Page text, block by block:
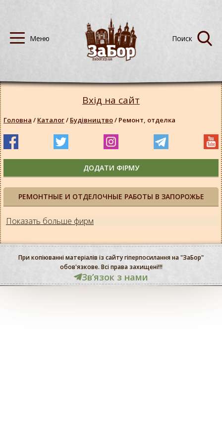
РЕМОНТНЫЕ И ОТДЕЛОЧНЫЕ РАБОТЫ В ЗАПОРОЖЬЕ
Показать больше фирм
Вхід на сайт
Головна / Каталог/ Будівництво/ Ремонт, отделка
ДОДАТИ ФІРМУ
При копіюванні матеріалів із сайту гіперпосилання на "ЗаБор"
обов'язкове. Всі права захищені!!!
Звʼязок з нами